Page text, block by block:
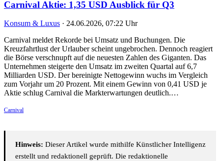
Carnival Aktie: 1,35 USD Ausblick für Q3
Konsum & Luxus · 24.06.2026, 07:22 Uhr
Carnival meldet Rekorde bei Umsatz und Buchungen. Die
Kreuzfahrtlust der Urlauber scheint ungebrochen. Dennoch reagiert
die Börse verschnupft auf die neuesten Zahlen des Giganten. Das
Unternehmen steigerte den Umsatz im zweiten Quartal auf 6,7
Milliarden USD. Der bereinigte Nettogewinn wuchs im Vergleich
zum Vorjahr um 20 Prozent. Mit einem Gewinn von 0,41 USD je
Aktie schlug Carnival die Markterwartungen deutlich.…
Carnival
Hinweis: Dieser Artikel wurde mithilfe Künstlicher Intelligenz
erstellt und redaktionell geprüft. Die redaktionelle